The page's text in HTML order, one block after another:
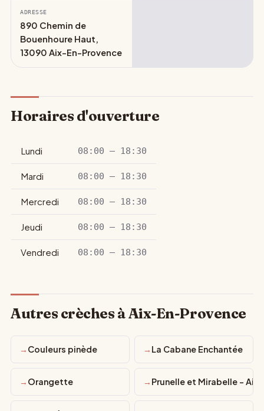
ADRESSE
890 Chemin de
Bouenhoure Haut,
13090 Aix-En-Provence
Horaires d'ouverture
Lundi 08:00 – 18:30
Mardi 08:00 – 18:30
Mercredi 08:00 – 18:30
Jeudi 08:00 – 18:30
Vendredi 08:00 – 18:30
Autres crèches à Aix-En-Provence
Couleurs pinède La Cabane Enchantée
Orangette Prunelle et Mirabelle - Aix